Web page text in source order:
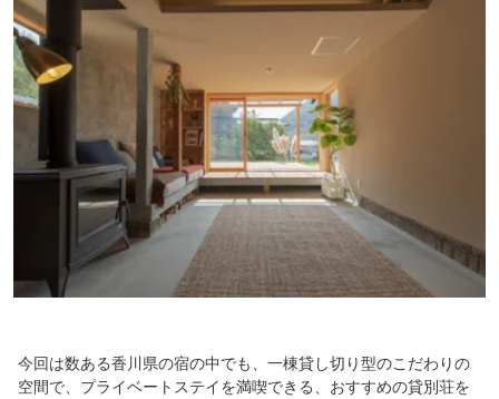
今回は数ある香川県の宿の中でも、一棟貸し切り型のこだわりの
空間で、プライベートステイを満喫できる、おすすめの貸別荘を